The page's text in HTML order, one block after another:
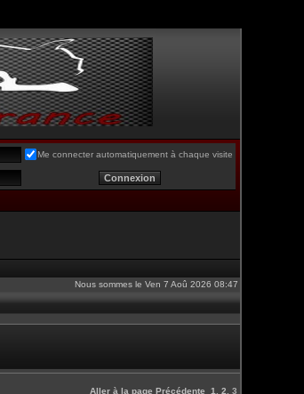
Me connecter automatiquement à chaque visite
Nous sommes le Ven 7 Aoû 2026 08:47
Aller à la page Précédente 1 2 3